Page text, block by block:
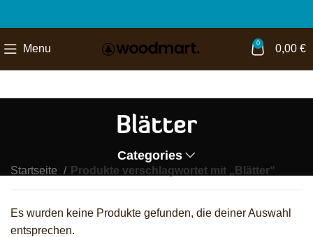
Menu 0 0,00 €
Blätter
Categories
Startseite Produkte verschlagwortet mit „Blätter“
Es wurden keine Produkte gefunden, die deiner Auswahl
entsprechen.